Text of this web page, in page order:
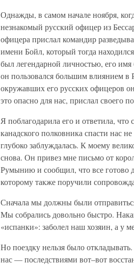
Однажды, в самом начале ноября,
незнакомый русский офицер из
офицера прислал командир
имени Бойл, который тогда
был легендарной личностью, его
он пользовался большим влиянием
окружавших его русских офицеров
это опасно для нас, прислал своего
Я поблагодарила его и ответила,
канадского полковника спасти нас
глубоко заблуждалась. К моему
снова. Он привез мне письмо от
Румынию и сообщил, что все готово
которому также поручили
Сначала мы должны были
Мы собрались довольно быстро.
«испанки»: заболел наш хозяин, а у
Но поездку нельзя было
нас — последствиями вот–вот